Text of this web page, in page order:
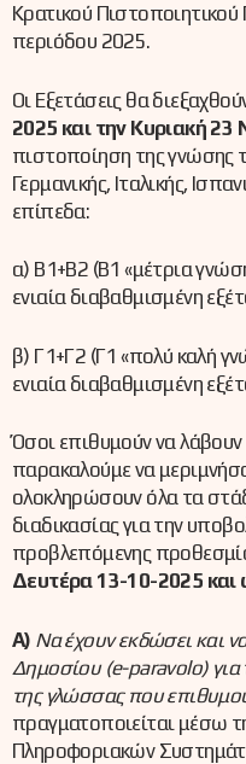
Κρατικού
περιόδου 2025.
Οι Εξετάσεις θα
2025 και την Κυριακή
πιστοποίηση της γνώσης
Γερμανικής, Ιταλικής,
επίπεδα:
α) Β1+Β2 (Β1 «μέτρια
ενιαία διαβαθμισμένη
β) Γ1+Γ2 (Γ1 «πολύ καλή
ενιαία διαβαθμισμένη
Όσοι επιθυμούν να λάβουν
παρακαλούμε να
ολοκληρώσουν όλα τα
διαδικασίας για την
προβλεπόμενης
Δευτέρα 13-10-2025 και
Α) Να έχουν εκδώσει και
Δημοσίου (e-paravolo) για
της γλώσσας που
πραγματοποιείται μέσω
Πληροφοριακών